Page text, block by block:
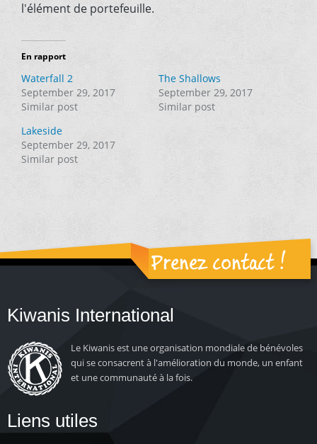
l'élément de portefeuille.
En rapport
Waterfall 2
September 29, 2017
Similar post
The Shallows
September 29, 2017
Similar post
Lakeside
September 29, 2017
Similar post
Prenez contact !
Kiwanis International
Le Kiwanis est une organisation mondiale de bénévoles
qui se consacrent à l'amélioration du monde, un enfant
et une communauté à la fois.
Liens utiles